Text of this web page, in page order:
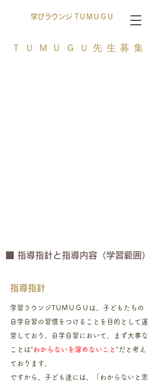
学びラウンジ TＵＭＵＧＵ
​ＴＵＭＵＧＵ先生募集
■ 指導指針と指導内容（学習範囲）
指導指針
学習ラウンジTUＭＵＧＵは、 子どもたちの
自学自習の習慣をつけることを目的として運
営しており、
自学自習において、まず大事な
ことは“わからないを溜めないこと ”だと考え
ております。
ですから、子ども達には、
「わからないと思